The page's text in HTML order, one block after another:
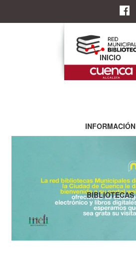
INICIO
INFORMACIÓN
BIBLIOTECAS